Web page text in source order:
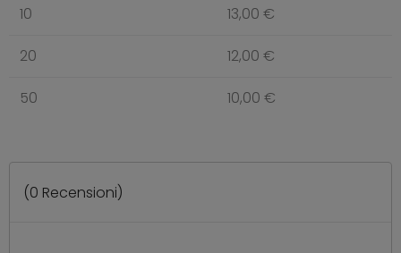
10 13,00 €
20 12,00 €
50 10,00 €
(0 Recensioni)